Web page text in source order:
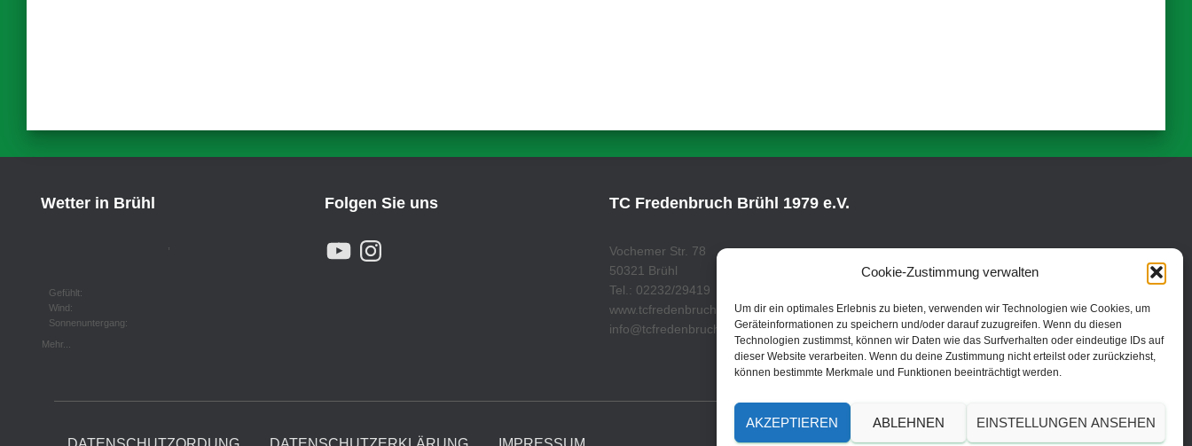
Cookie-Zustimmung verwalten
Um dir ein optimales Erlebnis zu bieten, verwenden wir Technologien wie Cookies, um
Geräteinformationen zu speichern und/oder darauf zuzugreifen. Wenn du diesen
Technologien zustimmst, können wir Daten wie das Surfverhalten oder eindeutige IDs auf
dieser Website verarbeiten. Wenn du deine Zustimmung nicht erteilst oder zurückziehst,
können bestimmte Merkmale und Funktionen beeinträchtigt werden.
AKZEPTIEREN ABLEHNEN EINSTELLUNGEN ANSEHEN
Wetter in Brühl
Gefühlt:
Wind:
Sonnenuntergang:
Mehr...
Folgen Sie uns
Y
O
N
TC Fredenbruch Brühl 1979 e.V.
Vochemer Str. 78
50321 Brühl
Tel.: 02232/29419
www.tcfredenbruch.de
info@tcfredenbruch.de
© 2019 | TC Fredenbruch Brühl 1979 e.V.